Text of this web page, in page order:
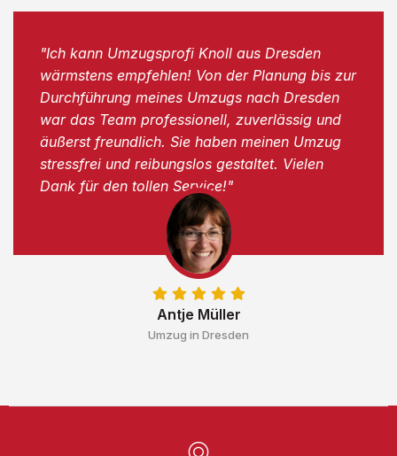
Antje Müller
Umzug in Dresden
"Ich kann Umzugsprofi Knoll aus Dresden
wärmstens empfehlen! Von der Planung bis zur
Durchführung meines Umzugs nach Dresden
war das Team professionell, zuverlässig und
äußerst freundlich. Sie haben meinen Umzug
stressfrei und reibungslos gestaltet. Vielen
Dank für den tollen Service!"